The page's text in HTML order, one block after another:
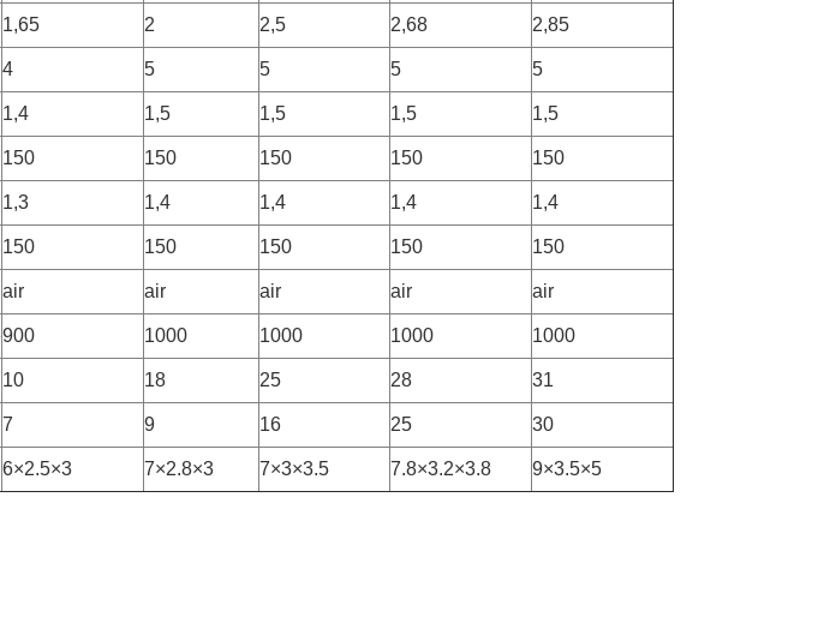
1,65 2 2,5 2,68 2,85
4 5 5 5 5
1,4 1,5 1,5 1,5 1,5
150 150 150 150 150
1,3 1,4 1,4 1,4 1,4
150 150 150 150 150
air air air air air
900 1000 1000 1000 1000
10 18 25 28 31
7 9 16 25 30
6×2.5×3 7×2.8×3 7×3×3.5 7.8×3.2×3.8 9×3.5×5